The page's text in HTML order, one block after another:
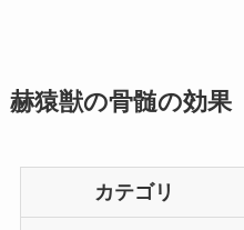
赫猿獣の骨髄の効果
カテゴリ